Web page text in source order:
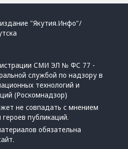
"Якутия.Инфо"/
СМИ ЭЛ № ФС 77 -
службой по надзору в
технологий и
(Роскомнадзор)
не совпадать с мнением
публикаций.
обязательна